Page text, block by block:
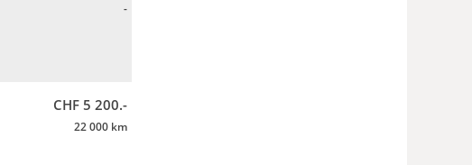
-
CHF 5 200.-
22 000 km